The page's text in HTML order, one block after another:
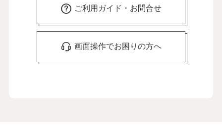
ご利用ガイド・お問合せ
画面操作でお困りの方へ